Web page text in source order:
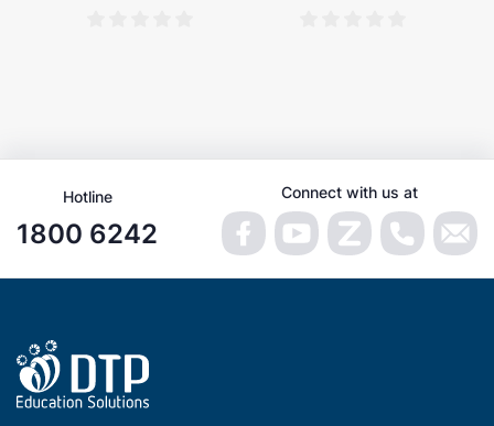
Hotline
1800 6242
Connect with us at